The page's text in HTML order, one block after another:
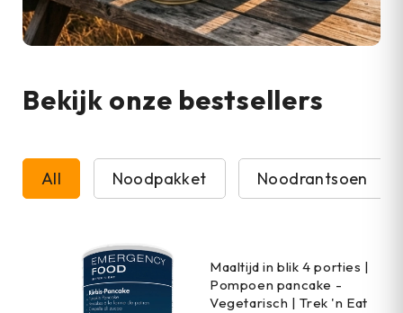
Bekijk onze bestsellers
All Noodpakket Noodrantsoen
Maaltijd in blik 4 porties |
Pompoen pancake -
Vegetarisch | Trek 'n Eat